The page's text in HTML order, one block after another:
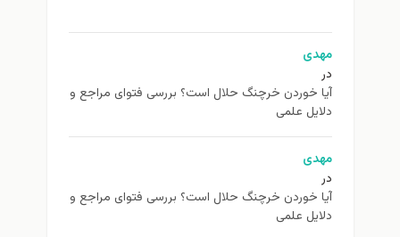
مهدی
در
آیا خوردن خرچنگ حلال است؟ بررسی فتوای مراجع و
دلایل علمی
مهدی
در
آیا خوردن خرچنگ حلال است؟ بررسی فتوای مراجع و
دلایل علمی